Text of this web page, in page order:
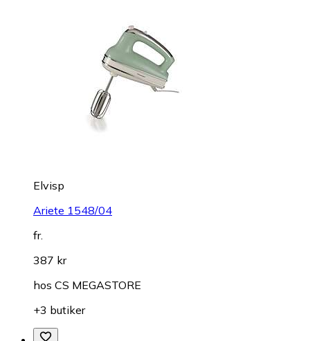
Elvisp
Ariete 1548/04
fr.
387 kr
hos CS MEGASTORE
+3 butiker